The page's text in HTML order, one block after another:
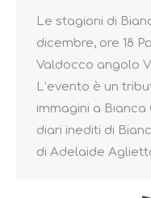
Le stagioni di
dicembre, ore 18
Valdocco angolo
L’evento è un
immagini a Bianca
diari inediti di
di Adelaide